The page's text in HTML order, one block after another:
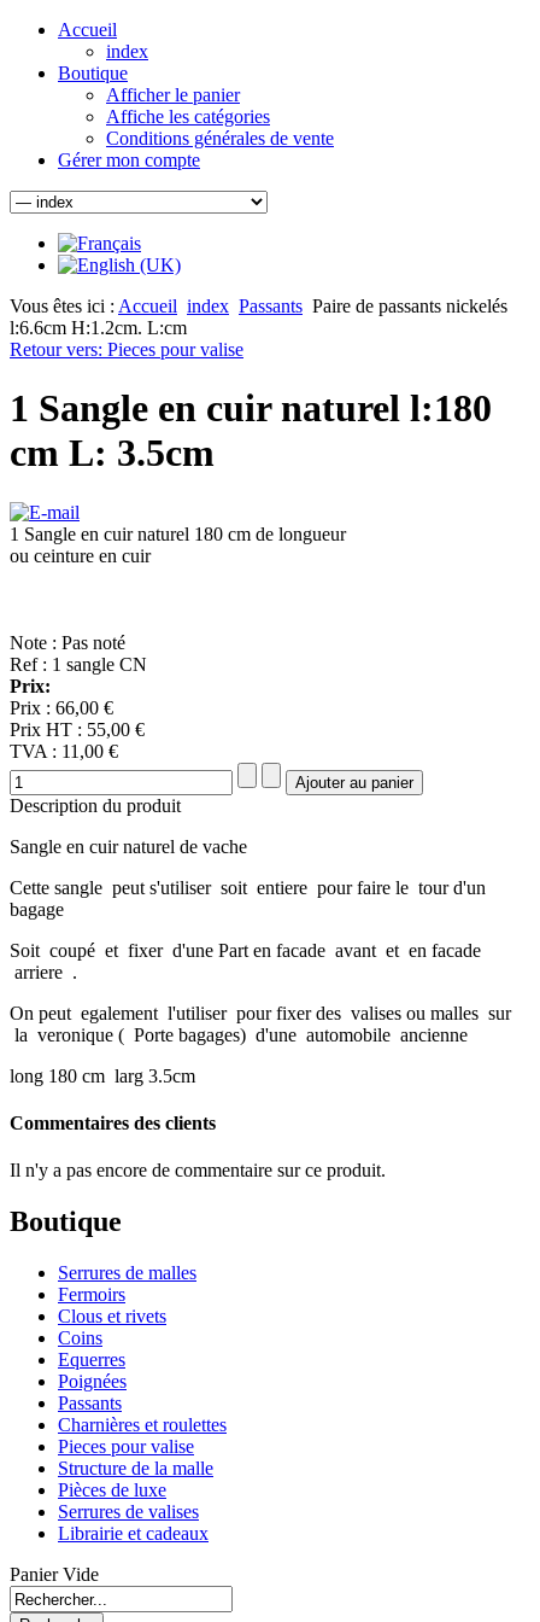
Accueil
index
Boutique
Afficher le panier
Affiche les catégories
Conditions générales de vente
Gérer mon compte
Vous êtes ici : Accueil index Passants Paire de passants nickelés
l:6.6cm H:1.2cm. L:cm
Retour vers: Pieces pour valise
1 Sangle en cuir naturel l:180
cm L: 3.5cm
1 Sangle en cuir naturel 180 cm de longueur
ou ceinture en cuir
Note : Pas noté
Ref : 1 sangle CN
Prix:
Prix : 66,00 €
Prix HT : 55,00 €
TVA : 11,00 €
Description du produit
Sangle en cuir naturel de vache
Cette sangle peut s'utiliser soit entiere pour faire le tour d'un
bagage
Soit coupé et fixer d'une Part en facade avant et en facade
arriere .
On peut egalement l'utiliser pour fixer des valises ou malles sur
la veronique ( Porte bagages) d'une automobile ancienne
long 180 cm larg 3.5cm
Commentaires des clients
Il n'y a pas encore de commentaire sur ce produit.
Boutique
Serrures de malles
Fermoirs
Clous et rivets
Coins
Equerres
Poignées
Passants
Charnières et roulettes
Pieces pour valise
Structure de la malle
Pièces de luxe
Serrures de valises
Librairie et cadeaux
Panier Vide